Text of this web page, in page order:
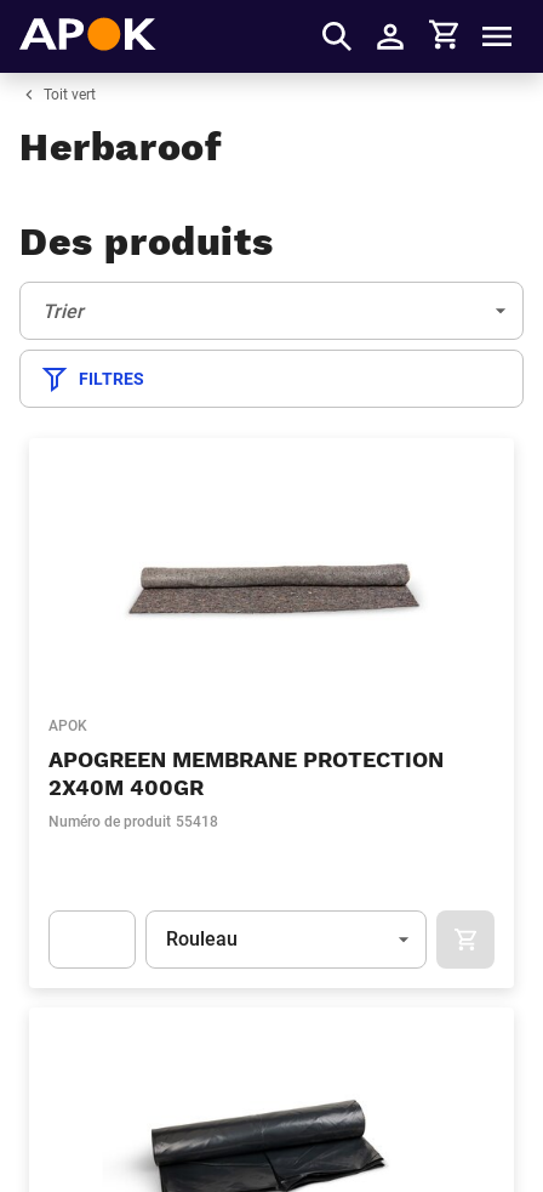
S'identifier
Panier
Toit vert
Herbaroof
Des produits
Trier:
Trier
FILTRES
APOK
APOGREEN MEMBRANE PROTECTION
2X40M 400GR
Numéro de produit 55418
Unité
Rouleau